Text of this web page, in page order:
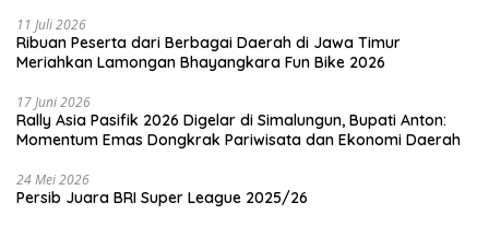
11 Juli 2026
Ribuan Peserta dari Berbagai Daerah di Jawa Timur
Meriahkan Lamongan Bhayangkara Fun Bike 2026
17 Juni 2026
Rally Asia Pasifik 2026 Digelar di Simalungun, Bupati Anton:
Momentum Emas Dongkrak Pariwisata dan Ekonomi Daerah
24 Mei 2026
Persib Juara BRI Super League 2025/26